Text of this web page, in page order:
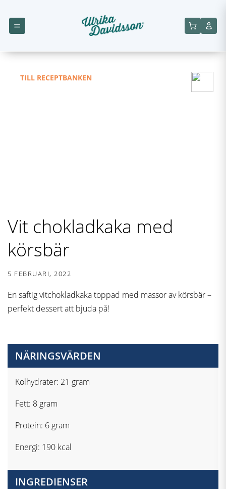
TILL RECEPTBANKEN
Vit chokladkaka med
körsbär
5 FEBRUARI, 2022
En saftig vitchokladkaka toppad med massor av körsbär –
perfekt dessert att bjuda på!
NÄRINGSVÄRDEN
Kolhydrater: 21 gram
Fett: 8 gram
Protein: 6 gram
Energi: 190 kcal
INGREDIENSER